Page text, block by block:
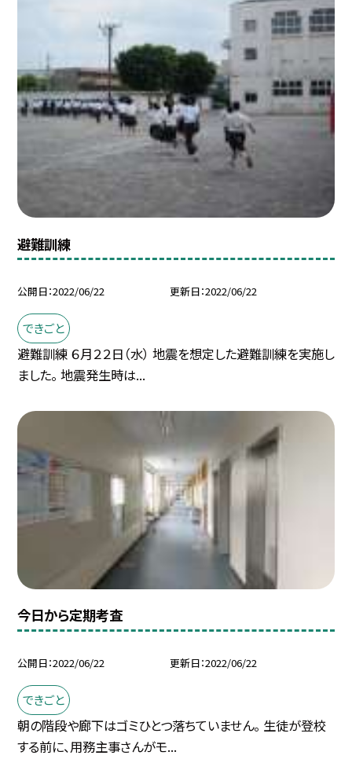
避難訓練
公開日 2022/06/22 更新日 2022/06/22
できごと
避難訓練 ６月２２日（水） 地震を想定した避難訓練を実施し
ました。 地震発生時は...
今日から定期考査
公開日 2022/06/22 更新日 2022/06/22
できごと
朝の階段や廊下はゴミひとつ落ちていません。 生徒が登校
する前に、用務主事さんがモ...